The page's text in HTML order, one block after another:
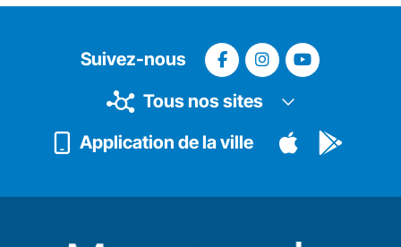
Suivez-nous
Tous nos sites
Application de la ville